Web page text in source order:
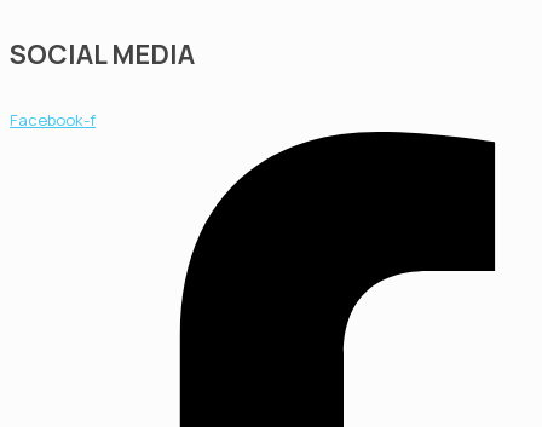
SOCIAL MEDIA
Facebook-f